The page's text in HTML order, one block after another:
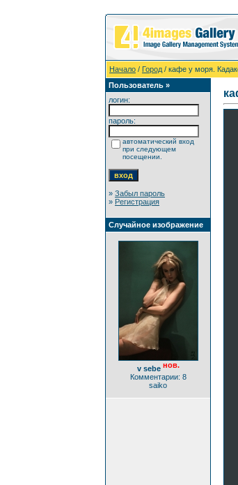
Начало / Город / кафе у моря.
Пользователь »
логин:
пароль:
автоматический вход
при следующем
посещении.
» Забыл пароль
» Регистрация
Случайное изображение
v sebe нов.
Комментарии: 8
saiko